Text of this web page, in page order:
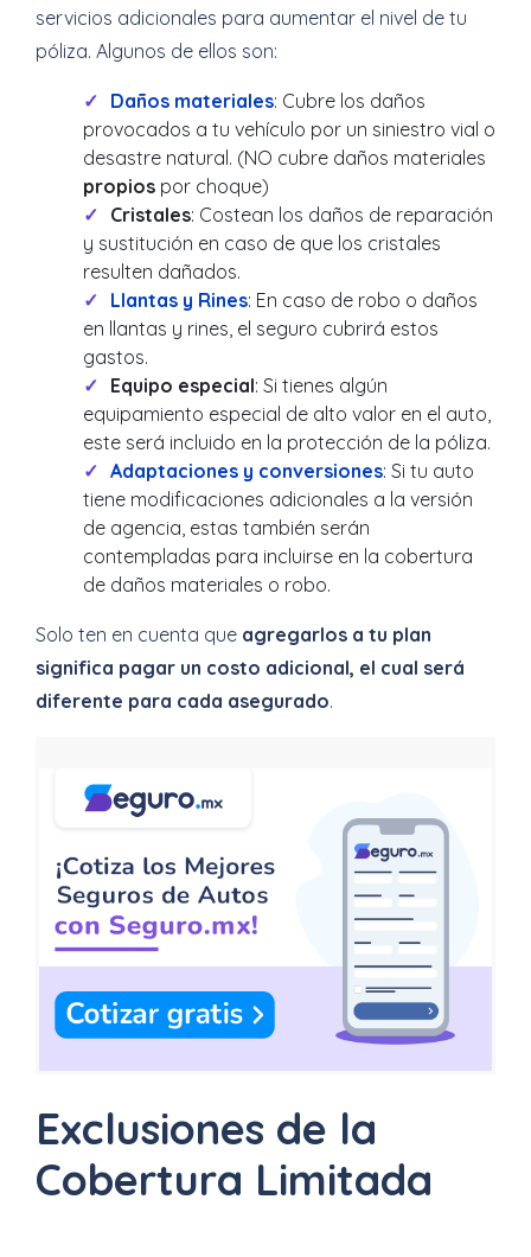
servicios adicionales para aumentar el nivel de tu
póliza. Algunos de ellos son:
Daños materiales: Cubre los daños
provocados a tu vehículo por un siniestro vial o
desastre natural. (NO cubre daños materiales
propios por choque)
Cristales: Costean los daños de reparación
y sustitución en caso de que los cristales
resulten dañados.
Llantas y Rines: En caso de robo o daños
en llantas y rines, el seguro cubrirá estos
gastos.
Equipo especial: Si tienes algún
equipamiento especial de alto valor en el auto,
este será incluido en la protección de la póliza.
Adaptaciones y conversiones: Si tu auto
tiene modificaciones adicionales a la versión
de agencia, estas también serán
contempladas para incluirse en la cobertura
de daños materiales o robo.
Solo ten en cuenta que agregarlos a tu plan
significa pagar un costo adicional, el cual será
diferente para cada asegurado.
Exclusiones de la
Cobertura Limitada